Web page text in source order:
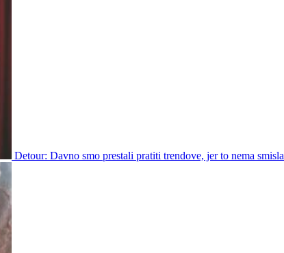
Detour: Davno smo prestali pratiti trendove, jer to nema smisla